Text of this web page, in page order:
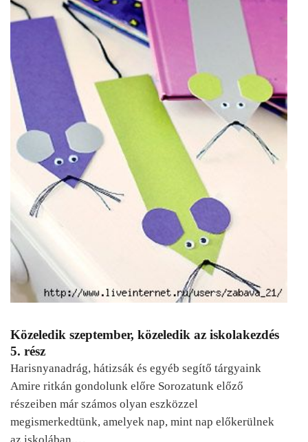
Közeledik szeptember, közeledik az iskolakezdés
5. rész
Harisnyanadrág, hátizsák és egyéb segítő tárgyaink
Amire ritkán gondolunk előre Sorozatunk előző
részeiben már számos olyan eszközzel
megismerkedtünk, amelyek nap, mint nap előkerülnek